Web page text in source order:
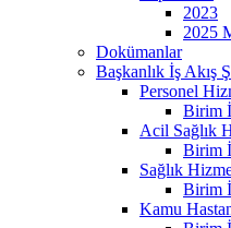
2023
2025
Dokümanlar
Başkanlık İş Akış
Personel
Birim
Acil Sağlık
Birim
Sağlık
Birim
Kamu